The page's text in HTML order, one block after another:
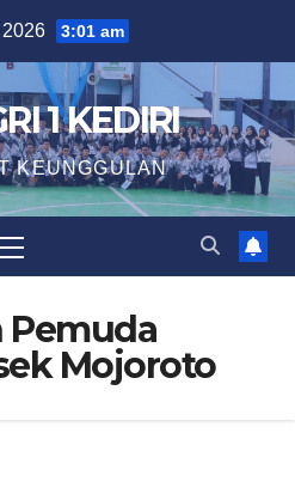
3:01 am
1 KEDIRI
KEUNGGULAN
Pemuda
Mojoroto